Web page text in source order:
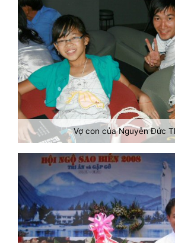
Vợ con của Nguyễn Đức